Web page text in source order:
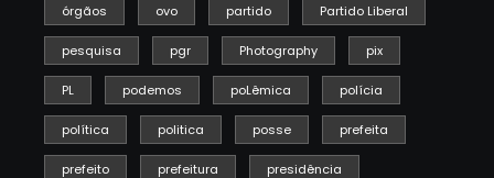
órgãos ovo partido Partido Liberal
pesquisa pgr Photography pix
PL podemos poLêmica polícia
política politica posse prefeita
prefeito prefeitura presidência